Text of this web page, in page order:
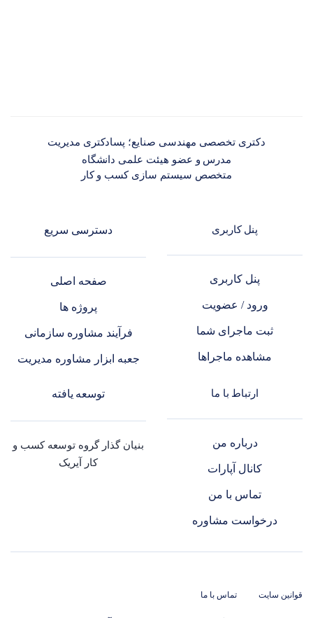
دکتری تخصصی مهندسی صنایع؛ پسادکتری مدیریت
مدرس و عضو هیئت علمی دانشگاه
متخصص سیستم سازی کسب و کار
پنل کاربری
پنل کاربری
ورود / عضویت
ثبت ماجرای شما
مشاهده ماجراها
دسترسی سریع
صفحه اصلی
پروژه ها
فرآیند مشاوره سازمانی
جعبه ابزار مشاوره مدیریت
ارتباط با ما
درباره من
کانال آپارات
تماس با من
درخواست مشاوره
توسعه یافته
بنیان گذار گروه توسعه کسب و
کار آیریک
قوانین سایت تماس با ما